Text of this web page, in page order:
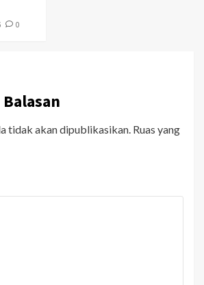
0
tidak akan dipublikasikan. Ruas yang